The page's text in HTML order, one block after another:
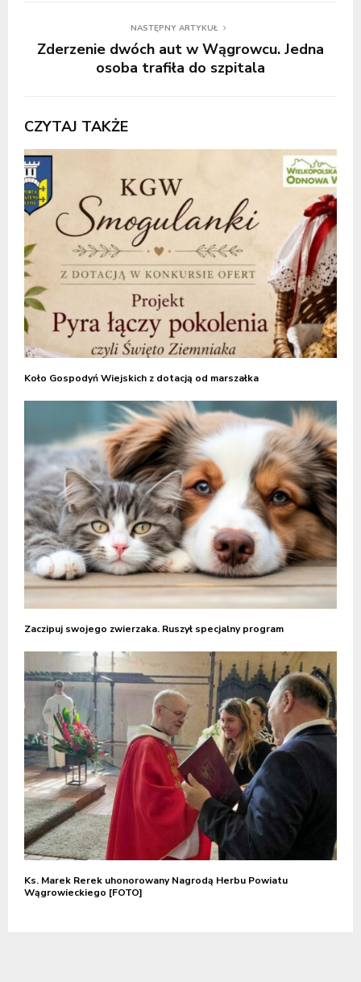
NASTĘPNY ARTYKUŁ
Zderzenie dwóch aut w Wągrowcu. Jedna
osoba trafiła do szpitala
CZYTAJ TAKŻE
Koło Gospodyń Wiejskich z dotacją od marszałka
Zaczipuj swojego zwierzaka. Ruszył specjalny program
Ks. Marek Rerek uhonorowany Nagrodą Herbu Powiatu
Wągrowieckiego [FOTO]